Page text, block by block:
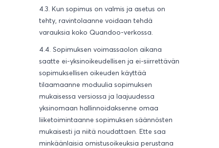
4.3. Kun sopimus on valmis ja asetus on
tehty, ravintolaanne voidaan tehdä
varauksia koko Quandoo-verkossa.
4.4. Sopimuksen voimassaolon aikana
saatte ei-yksinoikeudellisen ja ei-siirrettävän
sopimuksellisen oikeuden käyttää
tilaamaanne moduulia sopimuksen
mukaisessa versiossa ja laajuudessa
yksinomaan hallinnoidaksenne omaa
liiketoimintaanne sopimuksen säännösten
mukaisesti ja niitä noudattaen. Ette saa
minkäänlaisia omistusoikeuksia perustana